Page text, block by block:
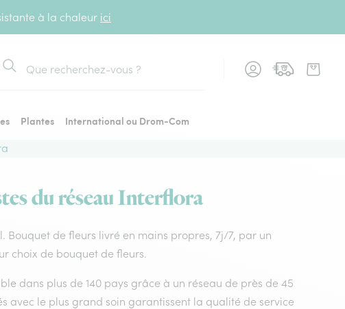
à la chaleur ici
Rechercher
Plantes
International ou Drom-Com
du réseau Interflora
Bouquet de fleurs livré en mains propres, 7j/7, par un
choix de bouquet de fleurs.
dans plus de 140 pays grâce à un réseau de près de 45
avec le plus grand soin garantissent la qualité de service